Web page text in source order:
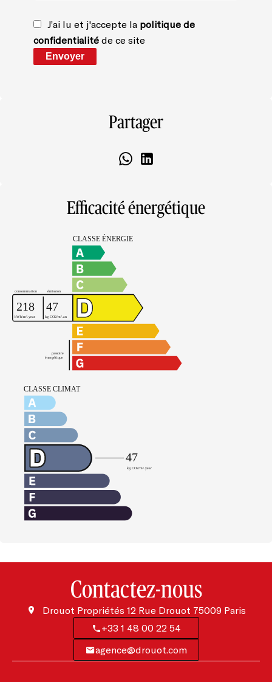
J’ai lu et j'accepte la politique de
confidentialité de ce site
Envoyer
Partager
Efficacité énergétique
Contactez-nous
Drouot Propriétés 12 Rue Drouot 75009Paris
+33 1 48 00 22 54
agence@drouot.com